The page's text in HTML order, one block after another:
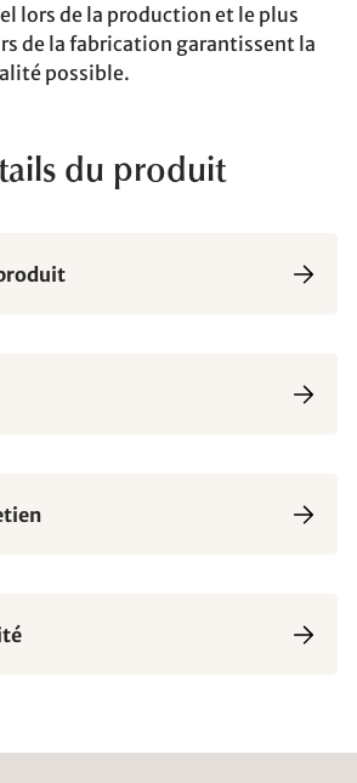
lors de la production et le plus
de la fabrication garantissent la
possible.
du produit